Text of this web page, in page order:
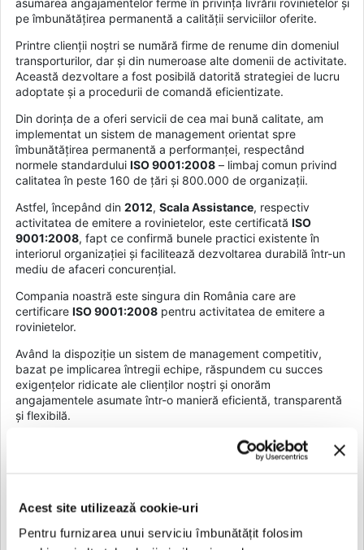
Acest site utilizează cookie-uri
Pentru furnizarea unui serviciu îmbunătățit folosim
pe îmbunătățirea permanentă a calității serviciilor oferite.
Printre clienții noștri se numără firme de renume din domeniul
transporturilor, dar și din numeroase alte domenii de activitate.
Această dezvoltare a fost posibilă datorită strategiei de lucru
adoptate și a procedurii de comandă eficientizate.
Din dorința de a oferi servicii de cea mai bună calitate, am
implementat un sistem de management orientat spre
îmbunătățirea permanentă a performanței, respectând
normele standardului ISO 9001:2008– limbaj comun privind
calitatea în peste 160 de țări și 800.000 de organizații.
Astfel, începând din 2012, Scala Assistance, respectiv
activitatea de emitere a rovinietelor, este certificată ISO
9001:2008, fapt ce confirmă bunele practici existente în
interiorul organizației și facilitează dezvoltarea durabilă într-un
mediu de afaceri concurențial.
Compania noastră este singura din România care are
certificare ISO 9001:2008pentru activitatea de emitere a
rovinietelor.
Având la dispoziție un sistem de management competitiv,
bazat pe implicarea întregii echipe, răspundem cu succes
exigențelor ridicate ale clienților noștri și onorăm
angajamentele asumate într-o manieră eficientă, transparentă
și flexibilă.
Politica noastră se axează pe concentrarea pe activitățile
declarate, pe derularea acestora în spiritul îmbunătățirii
Strategia aplicată este o strategie anticipativă, prin care se
determină evoluțiile viitoare ale pieței și se adoptă decizii
strategice corespunzătoare.